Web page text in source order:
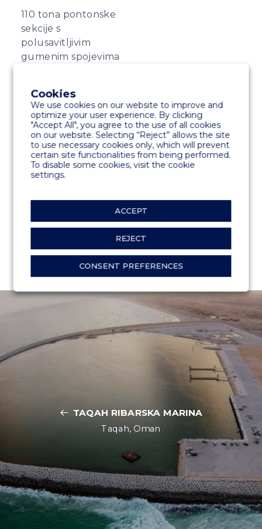
110 tona pontonske
sekcije s
polusavitljivim
gumenim spojevima
TAQAH RIBARSKA MARINA
Taqah, Oman
Cookies
We use cookies on our website to improve and
optimize your user experience. By clicking
"Accept All", you agree to the use of all cookies
on our website. Selecting “Reject” allows the site
to use necessary cookies only, which will prevent
certain site functionalities from being performed.
To disable some cookies, visit the cookie
settings.
ACCEPT
REJECT
CONSENT PREFERENCES